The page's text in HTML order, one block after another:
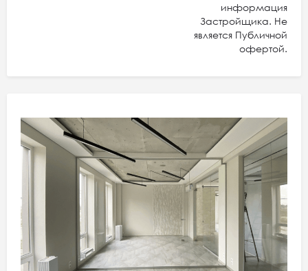
информация
Застройщика. Не
является Публичной
офертой.